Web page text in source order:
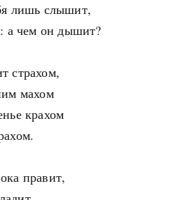
лишь слышит,
а чем он дышит?
страхом,
махом
крахом
правит,